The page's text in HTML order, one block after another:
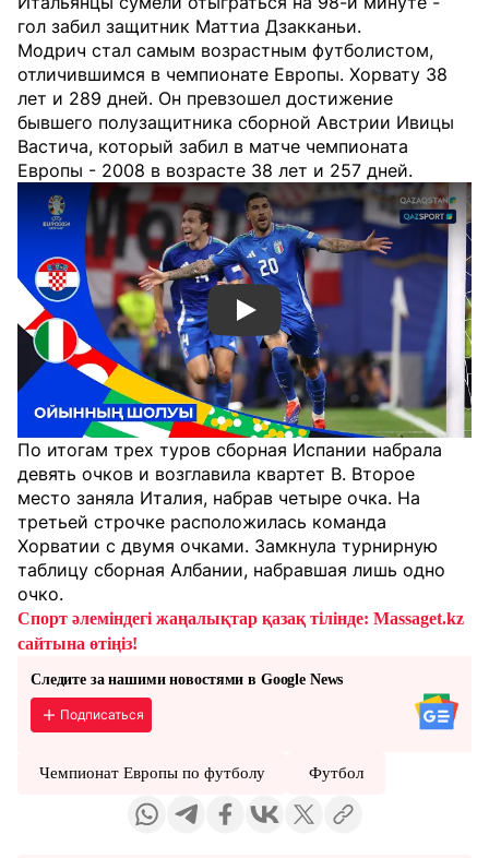
гол забил защитник Маттиа Дзакканьи.
Модрич стал самым возрастным футболистом,
отличившимся в чемпионате Европы. Хорвату 38
лет и 289 дней. Он превзошел достижение
бывшего полузащитника сборной Австрии Ивицы
Вастича, который забил в матче чемпионата
Европы - 2008 в возрасте 38 лет и 257 дней.
Смотреть видео YouTube
По итогам трех туров сборная Испании набрала
девять очков и возглавила квартет B. Второе
место заняла Италия, набрав четыре очка. На
третьей строчке расположилась команда
Хорватии с двумя очками. Замкнула турнирную
таблицу сборная Албании, набравшая лишь одно
очко.
Спорт әлеміндегі жаңалықтар қазақ тілінде: Massaget.kz
сайтына өтіңіз!
Следите за нашими новостями в Google News
Подписаться
Чемпионат Европы по футболу Футбол